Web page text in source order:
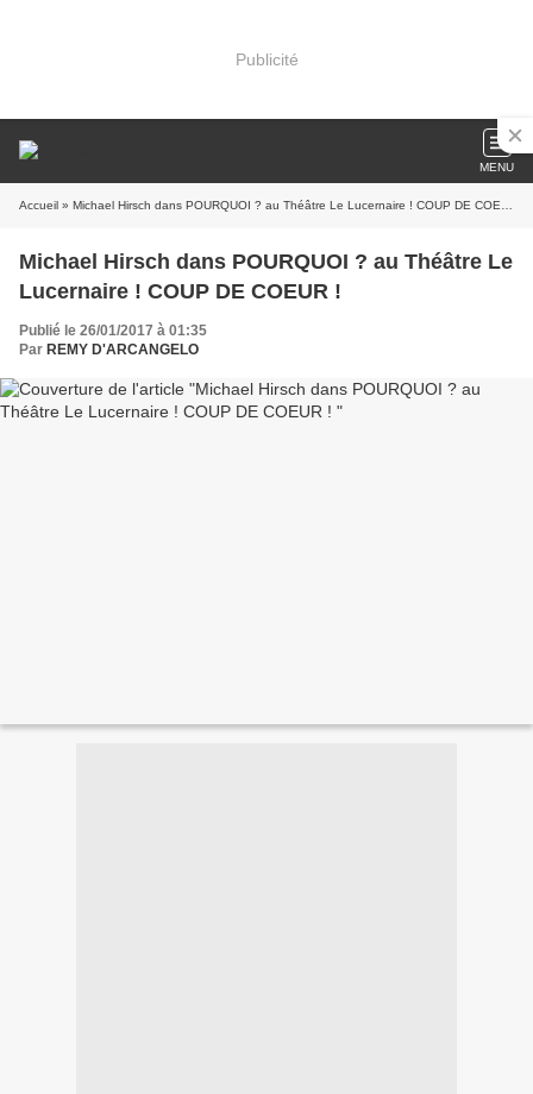
Publicité
MENU
Accueil » Michael Hirsch dans POURQUOI ? au Théâtre Le Lucernaire ! COUP DE COEUR !
Michael Hirsch dans POURQUOI ? au Théâtre Le
Lucernaire ! COUP DE COEUR !
Publié le 26/01/2017 à 01:35
Par REMY D'ARCANGELO